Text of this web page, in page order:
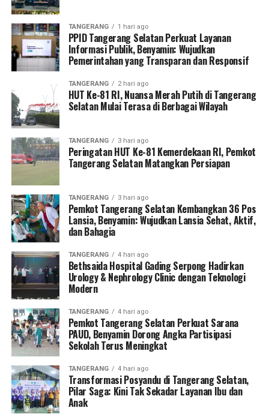
TANGERANG 1 hari ago
PPID Tangerang Selatan Perkuat Layanan
Informasi Publik, Benyamin: Wujudkan
Pemerintahan yang Transparan dan Responsif
TANGERANG 2 hari ago
HUT Ke-81 RI, Nuansa Merah Putih di Tangerang
Selatan Mulai Terasa di Berbagai Wilayah
TANGERANG 3 hari ago
Peringatan HUT Ke-81 Kemerdekaan RI, Pemkot
Tangerang Selatan Matangkan Persiapan
TANGERANG 3 hari ago
Pemkot Tangerang Selatan Kembangkan 36 Pos
Lansia, Benyamin: Wujudkan Lansia Sehat, Aktif,
dan Bahagia
TANGERANG 4 hari ago
Bethsaida Hospital Gading Serpong Hadirkan
Urology & Nephrology Clinic dengan Teknologi
Modern
TANGERANG 4 hari ago
Pemkot Tangerang Selatan Perkuat Sarana
PAUD, Benyamin Dorong Angka Partisipasi
Sekolah Terus Meningkat
TANGERANG 4 hari ago
Transformasi Posyandu di Tangerang Selatan,
Pilar Saga: Kini Tak Sekadar Layanan Ibu dan
Anak